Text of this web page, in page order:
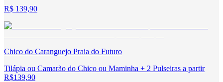
R$ 139,90
Chico do Caranguejo Praia do Futuro
Tilápia ou Camarão do Chico ou Maminha + 2 Pulseiras a partir
R$139,90